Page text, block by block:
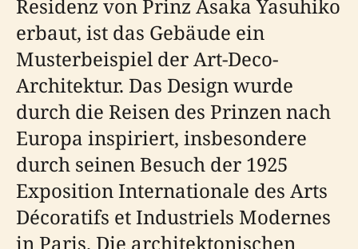
Residenz von Prinz Asaka Yasuhiko
erbaut, ist das Gebäude ein
Musterbeispiel der Art-Deco-
Architektur. Das Design wurde
durch die Reisen des Prinzen nach
Europa inspiriert, insbesondere
durch seinen Besuch der 1925
Exposition Internationale des Arts
Décoratifs et Industriels Modernes
in Paris. Die architektonischen